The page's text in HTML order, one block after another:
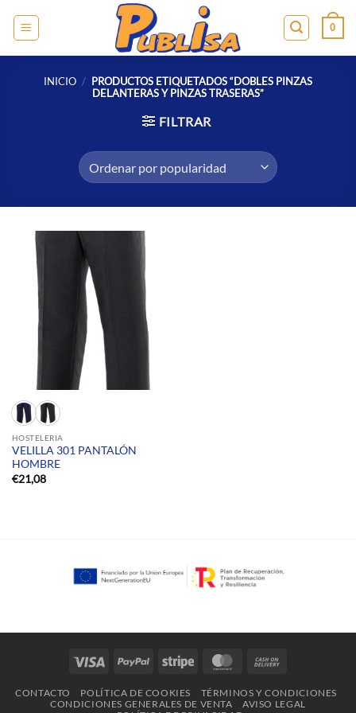
0
INICIO / PRODUCTOS ETIQUETADOS “DOBLES PINZAS
DELANTERAS Y PINZAS TRASERAS”
FILTRAR
HOSTELERIA
VELILLA 301 PANTALÓN
HOMBRE
€21,08
Visa PayPal Stripe MasterCard
Delivery
CONTACTO POLÍTICA DE COOKIES
TÉRMINOS Y CONDICIONES
CONDICIONES GENERALES DE VENTA
AVISO LEGAL